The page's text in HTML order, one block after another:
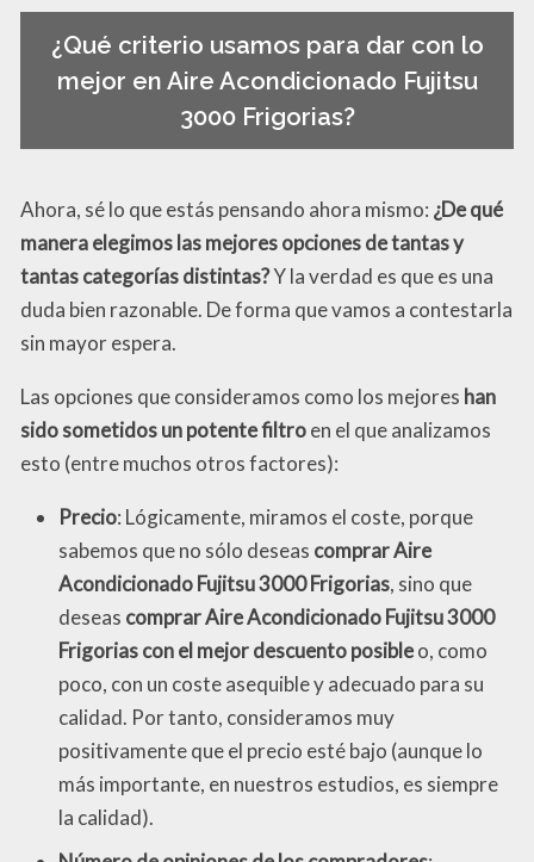
¿Qué criterio usamos para dar con lo
mejor en Aire Acondicionado Fujitsu
3000 Frigorias?
Ahora, sé lo que estás pensando ahora mismo: ¿De qué
manera elegimos las mejores opciones de tantas y
tantas categorías distintas?Y la verdad es que es una
duda bien razonable. De forma que vamos a contestarla
sin mayor espera.
Las opciones que consideramos como los mejores han
sido sometidos un potente filtroen el que analizamos
esto (entre muchos otros factores):
Precio: Lógicamente, miramos el coste, porque
sabemos que no sólo deseas comprar Aire
Acondicionado Fujitsu 3000 Frigorias, sino que
deseas comprar Aire Acondicionado Fujitsu 3000
Frigorias con el mejor descuento posibleo, como
poco, con un coste asequible y adecuado para su
calidad. Por tanto, consideramos muy
positivamente que el precio esté bajo (aunque lo
más importante, en nuestros estudios, es siempre
la calidad).